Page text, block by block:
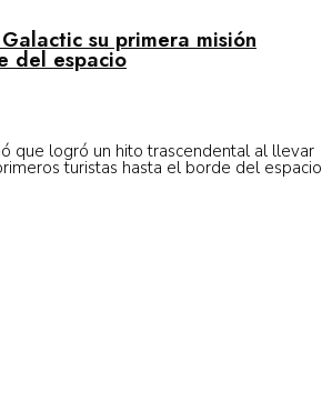
su primera misión
del espacio
que logró un hito trascendental al llevar
turistas hasta el borde del espacio